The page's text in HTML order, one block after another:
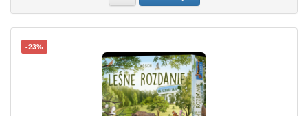
-23%